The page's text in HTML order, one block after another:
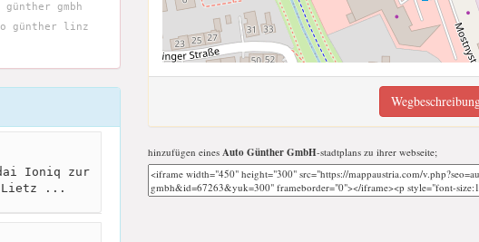
gmbh
günther linz
Ioniq zur
Lietz ...
hinzufügen eines Auto Günther GmbH-stadtplans zu ihrer webseite;